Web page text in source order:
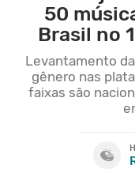
50
Brasil no
Levantamento
gênero nas
faixas são